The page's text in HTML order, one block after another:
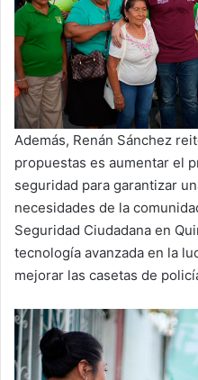
Además, Renán Sánchez
propuestas es aumentar el
seguridad para garantizar
necesidades de la
Seguridad Ciudadana en
tecnología avanzada en la
mejorar las casetas de